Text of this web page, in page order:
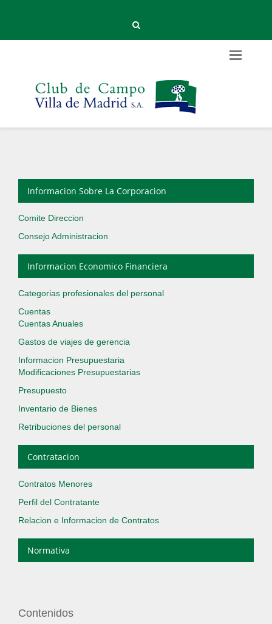
Informacion Sobre La Corporacion
Comite Direccion
Consejo Administracion
Informacion Economico Financiera
Categorias profesionales del personal
Cuentas
Cuentas Anuales
Gastos de viajes de gerencia
Informacion Presupuestaria
Modificaciones Presupuestarias
Presupuesto
Inventario de Bienes
Retribuciones del personal
Contratacion
Contratos Menores
Perfil del Contratante
Relacion e Informacion de Contratos
Normativa
Contenidos